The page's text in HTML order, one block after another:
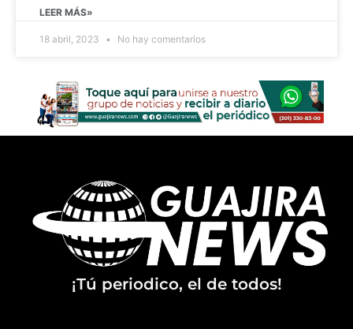
LEER MÁS»
18 abril, 2023 No hay comentarios
¡Tú periodico, el de todos!